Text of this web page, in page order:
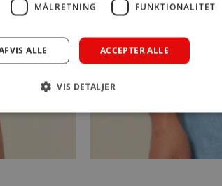
MÅLRETNING FUNKTIONALITET
ACCEPTER ALLE
ALLE
VIS DETALJER